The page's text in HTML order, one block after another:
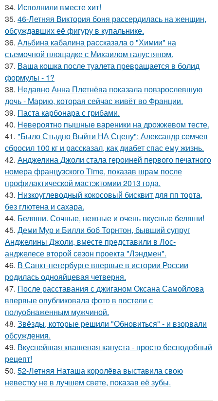
34. Исполнили вместе хит!
35. 46-Летняя Виктория боня рассердилась на женщин,
обсуждавших её фигуру в купальнике.
36. Альбина кабалина рассказала о "Химии" на
съемочной площадке с Михаилом галустяном.
37. Ваша кошка после туалета превращается в болид
формулы - 1?
38. Недавно Анна Плетнёва показала повзрослевшую
дочь - Марию, которая сейчас живёт во Франции.
39. Паста карбонара с грибами.
40. Невероятно пышные вареники на дрожжевом тесте.
41. "Было Стыдно Выйти НА Сцену": Александр семчев
сбросил 100 кг и рассказал, как диабет спас ему жизнь.
42. Анджелина Джоли стала героиней первого печатного
номера французского Time, показав шрам после
профилактической мастэктомии 2013 года.
43. Низкоуглеводный кокосовый бисквит для пп торта,
без глютена и сахара.
44. Беляши. Сочные, нежные и очень вкусные беляши!
45. Деми Мур и Билли боб Торнтон, бывший супруг
Анджелины Джоли, вместе представили в Лос-
анджелесе второй сезон проекта "Лэндмен".
46. В Санкт-петербурге впервые в истории России
родилась однояйцевая четверня.
47. После расставания с джиганом Оксана Самойлова
впервые опубликовала фото в постели с
полуобнаженным мужчиной.
48. Звёзды, которые решили "Обновиться" - и взорвали
обсуждения.
49. Вкуснейшая квашеная капуста - просто бесподобный
рецепт!
50. 52-Летняя Наташа королёва выставила свою
невестку не в лучшем свете, показав её зубы.